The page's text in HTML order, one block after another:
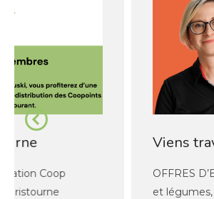
Viens travailler avec nous
OFFRES D’EMPLOI | Commis
et légumes, mets cuisinés, épicerie,